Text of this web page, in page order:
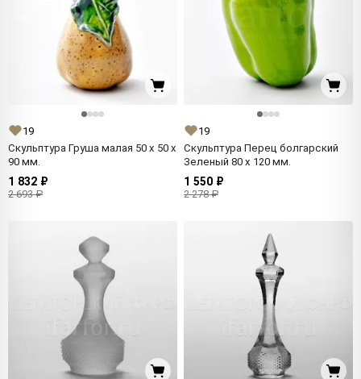
19
Скульптура Груша малая 50 x 50 x
90 мм.
1 832 ₽
2 693 ₽
19
Скульптура Перец болгарский
Зеленый 80 x 120 мм.
1 550 ₽
2 278 ₽